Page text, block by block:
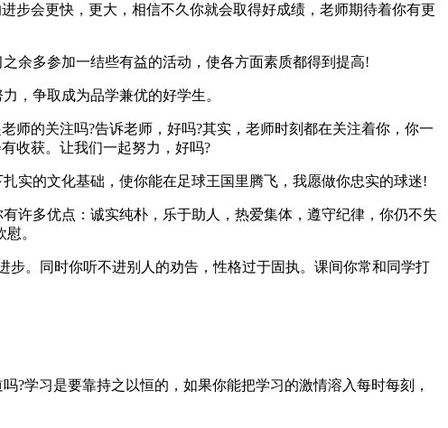
会更快，更大，相信不久你就会取得好成绩，老师期待着你有更
余多参加一结些有益的活动，使各方面素质都得到提高!
，争取成为品学兼优的好学生。
的关注吗?告诉老师，好吗?其实，老师时刻都在关注着你，你一
收获。让我们一起努力，好吗?
的文化基础，使你能在足球王国里腾飞，我愿做你忠实的球迷!
多优点：诚实纯朴，乐于助人，热爱集体，遵守纪律，你仍不失
。
。同时你听不进别人的劝告，性格过于固执。课间你常和同学打
学习是要靠持之以恒的，如果你能把学习的激情溶入每时每刻，